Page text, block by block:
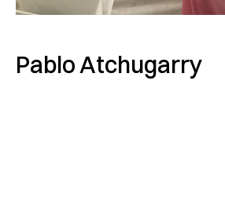
Pablo Atchugarry